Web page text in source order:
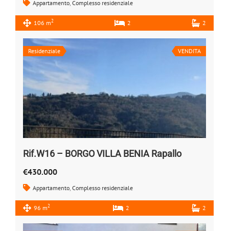
Appartamento Complesso residenziale
106 m2 2 2
Residenziale VENDITA
Rif.W16 – BORGO VILLA BENIA Rapallo
€430.000
Appartamento Complesso residenziale
96 m2 2 2